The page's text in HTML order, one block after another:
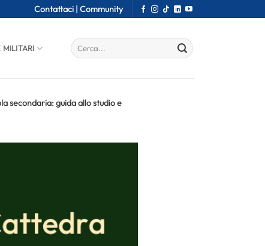
Contattaci | Community
MILITARI
secondaria: guida allo studio e